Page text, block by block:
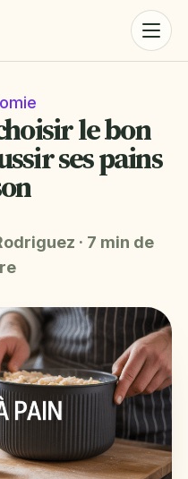
le bon
ses pains
· 7 min de